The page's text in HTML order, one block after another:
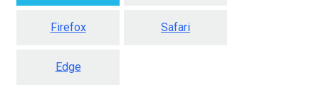
Firefox Safari
Edge